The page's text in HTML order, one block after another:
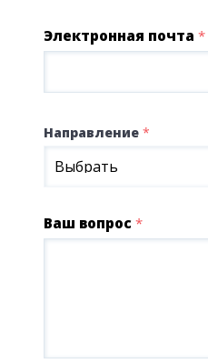
Электронная почта *
Направление *
Выбрать
Ваш вопрос *